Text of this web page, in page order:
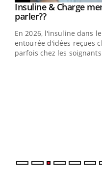
Youtube
Insuline & Charge
parler??Youtube
En 2026, l'insuline dans
entourée d'idées reçues
parfois chez les